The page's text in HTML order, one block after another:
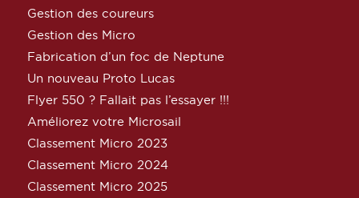
Gestion des coureurs
Gestion des Micro
Fabrication d’un foc de Neptune
Un nouveau Proto Lucas
Flyer 550 ? Fallait pas l’essayer !!!
Améliorez votre Microsail
Classement Micro 2023
Classement Micro 2024
Classement Micro 2025